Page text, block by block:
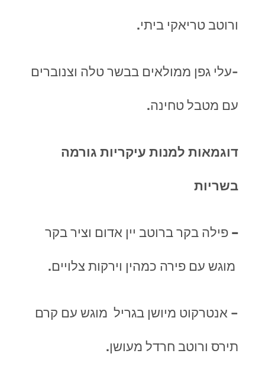
ורוטב טריאקי ביתי.
-עלי גפן ממולאים בבשר טלה וצנוברים
עם מטבל טחינה.
דוגמאות למנות עיקריות גורמה
בשריות
– פילה בקר ברוטב יין אדום וציר בקר
מוגש עם פירה כמהין וירקות צלויים.
– אנטרקוט מיושן בגריל מוגש עם קרם
תירס ורוטב חרדל מעושן.